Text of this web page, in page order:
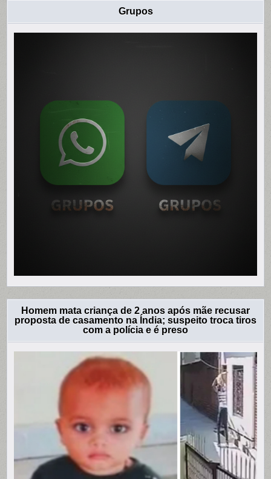
Grupos
Homem mata criança de 2 anos após mãe recusar
proposta de casamento na Índia; suspeito troca tiros
com a polícia e é preso